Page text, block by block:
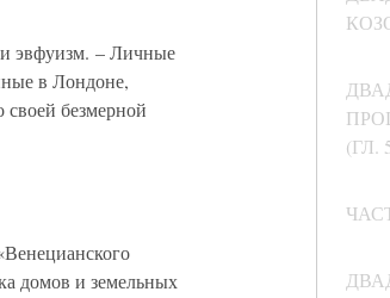
(ГЛ.
эвфуизм. – Личные
в Лондоне,
безмерной
домов и земельных